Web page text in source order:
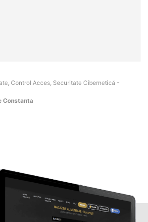
Control Acces, Securitate Cibernetică -
Constanta